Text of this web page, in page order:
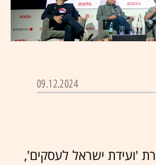
09.12.2024
'ועידת ישראל לעסקים',